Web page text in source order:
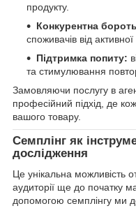
продукту.
Конкурентна
споживачів від
Підтримка попиту:
та стимулювання
Замовляючи послугу в
професійний підхід, де
вашого товару.
Семплінг як
дослідження
Це унікальна можливість
аудиторії ще до початку
допомогою семплінгу ми